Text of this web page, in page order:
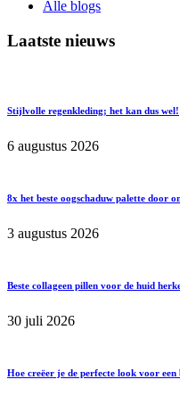
Alle blogs
Laatste nieuws
Stijlvolle regenkleding; het kan dus wel!
6 augustus 2026
8x het beste oogschaduw palette door
3 augustus 2026
Beste collageen pillen voor de huid
30 juli 2026
Hoe creëer je de perfecte look voor een